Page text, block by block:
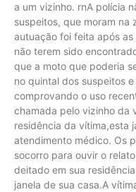
a um vizinho. rnA polícia
suspeitos, que moram na
autuação foi feita após
não terem sido
que a moto que poderia
no quintal dos suspeitos
comprovando o uso
chamada pelo vizinho da
residência da vítima,esta
atendimento médico. Os
socorro para ouvir o
deitado em sua
janela de sua casa.A